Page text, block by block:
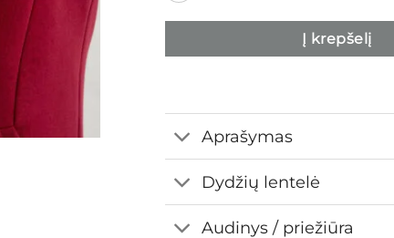
Į krepšelį
Aprašymas
Dydžių lentelė
Audinys / priežiūra